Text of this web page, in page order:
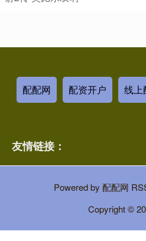
配配网 配资开户 线上
友情链接：
Powered by 配配网
Copyright©